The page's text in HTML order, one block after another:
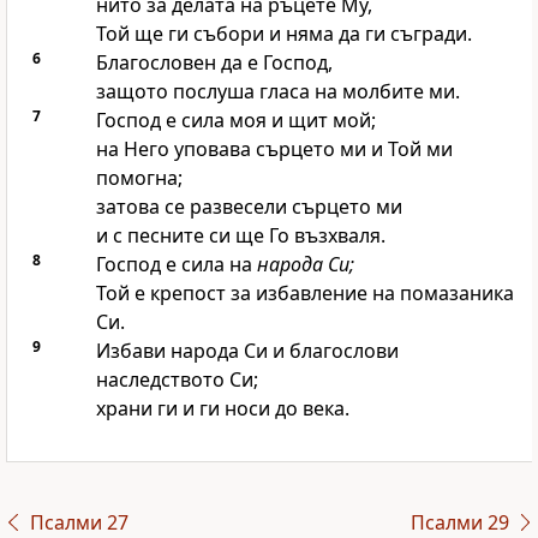
Той ще ги събори и няма да ги съгради.
6 Благословен да е Господ,
защото послуша гласа на молбите ми.
7 Господе сила моя и щит мой;
на Него уповава сърцето ми и Той ми
помогна;
затова се развесели сърцето ми
и с песните си ще Го възхваля.
8 Господе сила на народа Си;
Той е крепост за избавление на помазаника
Си.
9
Избави народа Си и благослови
наследството Си;
храни ги и ги носи до века.
Псалми 27 Псалми 29